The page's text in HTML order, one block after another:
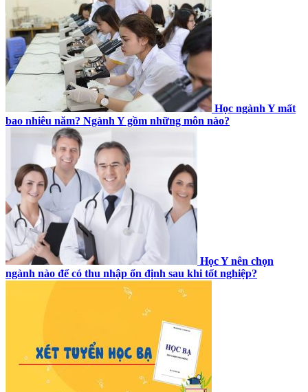
Học ngành Y mất
bao nhiêu năm? Ngành Y gồm những môn nào?
Học Y nên chọn
ngành nào để có thu nhập ổn định sau khi tốt nghiệp?